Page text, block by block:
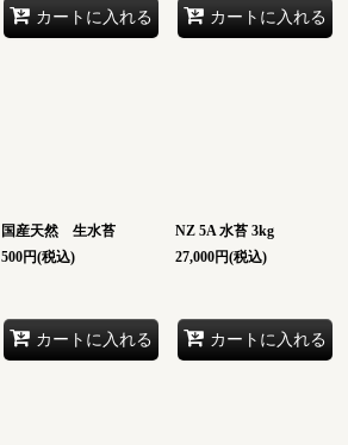
カートに入れる カートに入れる
国産天然 生水苔
500円(税込)
カートに入れる
NZ 5A 水苔 3kg
27,000円(税込)
カートに入れる